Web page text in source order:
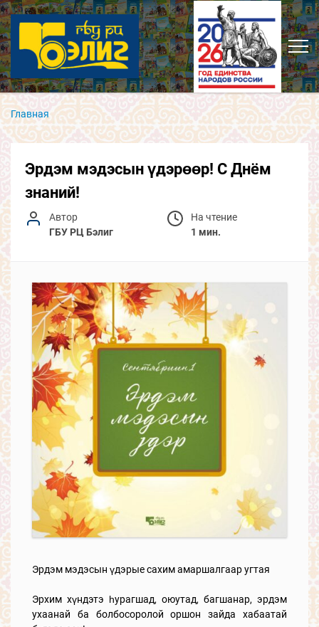
Главная
Эрдэм мэдэсын үдэрөөр! С Днём
знаний!
Автор
ГБУ РЦ Бэлиг
На чтение
1 мин.
Эрдэм мэдэсын үдэрые сахим амаршалгаар угтая
Эрхим хүндэтэ һурагшад, оюутад, багшанар, эрдэм
ухаанай ба болбосоролой оршон зайда хабаатай